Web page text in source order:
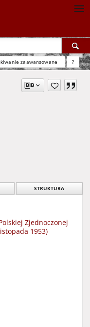
zaawansowane ?
STRUKTURA
Zjednoczonej
1953)